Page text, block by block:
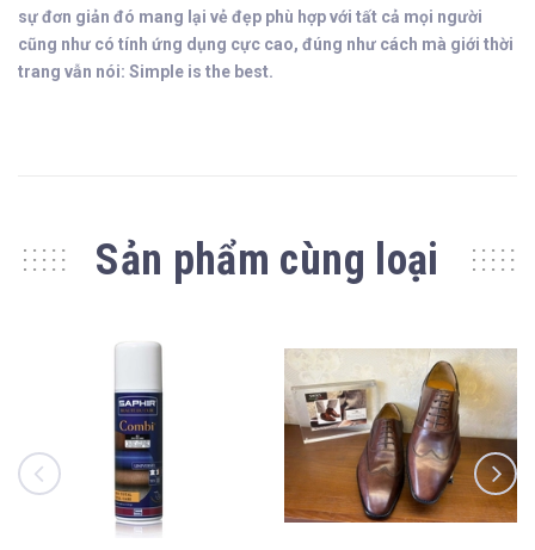
sự đơn giản đó mang lại vẻ đẹp phù hợp với tất cả mọi người
cũng như có tính ứng dụng cực cao, đúng như cách mà giới thời
trang vẫn nói: Simple is the best.
Sản phẩm cùng loại